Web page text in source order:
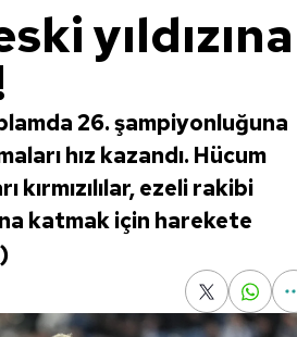
yıldızına
26. şampiyonluğuna
hız kazandı. Hücum
ezeli rakibi
katmak için harekete